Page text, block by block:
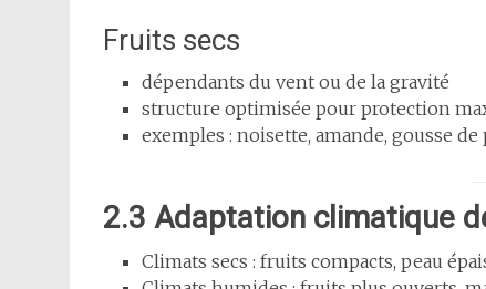
Fruits secs
dépendants du vent ou de la gravité
structure optimisée pour protection
exemples : noisette, amande, gousse de
2.3 Adaptation climatique
Climats secs : fruits compacts, peau